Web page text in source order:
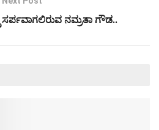
ಸರ್ಪವಾಗಲಿರುವ ನಮ್ರತಾ ಗೌಡ..